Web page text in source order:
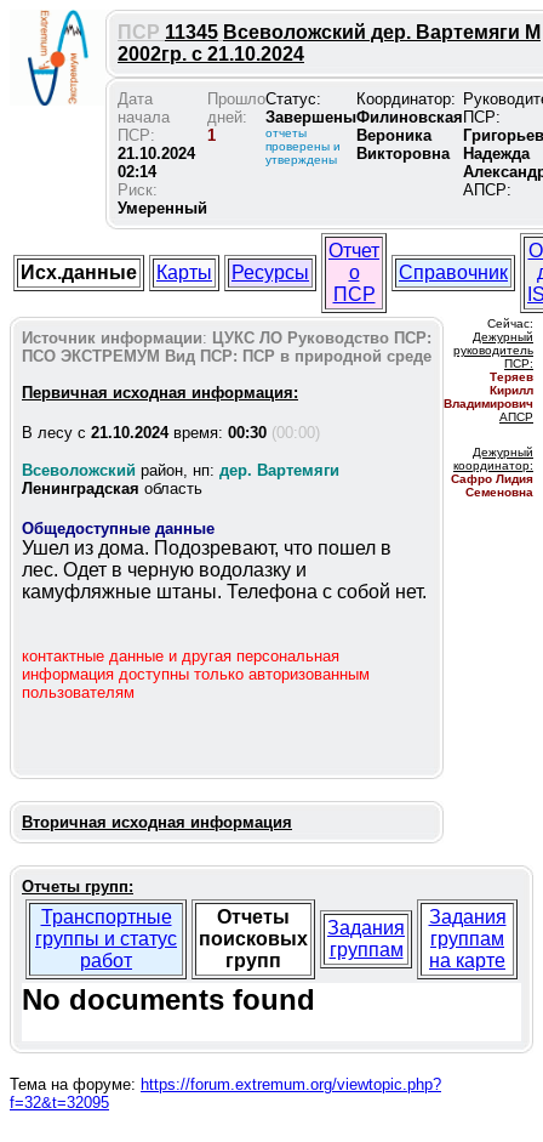
ПСР 11345 Всеволожский дер. Вартемяги М
2002гр. с 21.10.2024
Дата
начала
ПСР:
21.10.2024
02:14
Риск:
Умеренный
Прошло
дней:
1
Статус:
Завершены
отчеты
проверены и
утверждены
Координатор:
Филиновская
Вероника
Викторовна
ПСР:
Надежда
АПСР:
Исх.данные Карты Ресурсы
Отчет
о
ПСР
Справочник
Источник информации: ЦУКС ЛО Руководство ПСР:
ПСО ЭКСТРЕМУМ Вид ПСР: ПСР в природной среде
Первичная исходная информация:
В лесу c 21.10.2024время: 00:30 (00:00)
Всеволожский район, нп: дер. Вартемяги
Ленинградская область
Общедоступные данные
Ушел из дома. Подозревают, что пошел в
лес. Одет в черную водолазку и
камуфляжные штаны. Телефона с собой нет.
контактные данные и другая персональная
информация доступны только авторизованным
пользователям
Сейчас:
Дежурный
руководитель
ПСР:
Теряев
Кирилл
Владимирович
АПСР
Дежурный
координатор:
Сафро Лидия
Семеновна
Вторичная исходная информация
Отчеты групп:
Транспортные
группы и статус
работ
Отчеты
поисковых
групп
Задания
группам
Задания
группам
на карте
No documents found
Тема на форуме: https://forum.extremum.org/viewtopic.php?
f=32&t=32095